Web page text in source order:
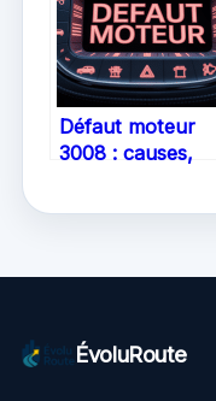
Défaut moteur
3008 : causes,
ÉvoluRoute